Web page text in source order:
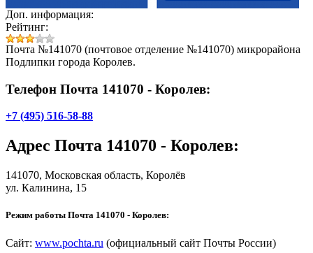
Доп. информация:
Рейтинг:
Почта №141070 (почтовое отделение №141070) микрорайона
Подлипки города Королев.
Телефон Почта 141070 - Королев:
+7 (495) 516-58-88
Адрес Почта 141070 - Королев:
141070, Московская область, Королёв
ул. Калинина, 15
Режим работы Почта 141070 - Королев:
Сайт: www.pochta.ru (официальный сайт Почты России)